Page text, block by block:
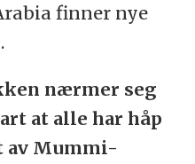
finner nye
nærmer seg
at alle har håp
av Mummi-